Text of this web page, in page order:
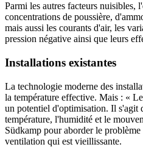
Parmi les autres facteurs nuisibles,
concentrations de poussière,
mais aussi les courants d'air, les
pression négative ainsi que leurs
Installations existantes
La technologie moderne des
la température effective. Mais : «
un potentiel d'optimisation. Il s'agit
température, l'humidité et le
Südkamp pour aborder le
ventilation qui est vieillissante.